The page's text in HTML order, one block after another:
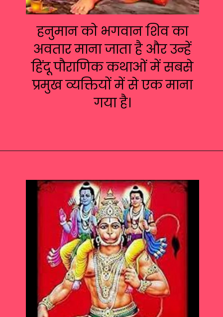
हनुमान को भगवान शिव का
अवतार माना जाता है और उन्हें
हिंदू पौराणिक कथाओं में सबसे
प्रमुख व्यक्तियों में से एक माना
गया है।